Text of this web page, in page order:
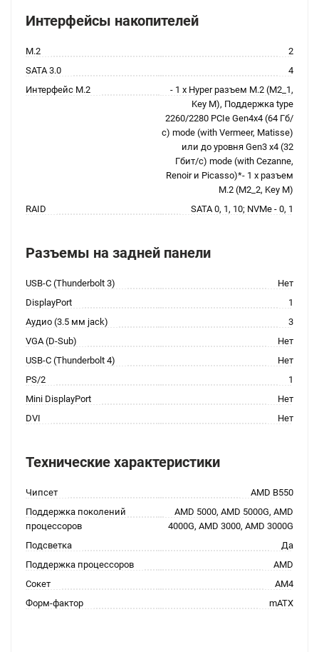
Интерфейсы накопителей
M.2
2
SATA 3.0
4
Интерфейс M.2
- 1 x Hyper pазъем M.2 (M2_1,
Key M), Поддержка type
2260/2280 PCIe Gen4x4 (64 Гб/
с) mode (with Vermeer, Matisse)
или до уровня Gen3 x4 (32
Гбит/с) mode (with Cezanne,
Renoir и Picasso)*- 1 x pазъем
M.2 (M2_2, Key M)
RAID
SATA 0, 1, 10; NVMe - 0, 1
Разъемы на задней панели
USB-C (Thunderbolt 3)
Нет
DisplayPort
1
Аудио (3.5 мм jack)
3
VGA (D-Sub)
Нет
USB-C (Thunderbolt 4)
Нет
PS/2
1
Mini DisplayPort
Нет
DVI
Нет
Технические характеристики
Чипсет
AMD B550
Поддержка поколений
процессоров
AMD 5000, AMD 5000G, AMD
4000G, AMD 3000, AMD 3000G
Подсветка
Да
Поддержка процессоров
AMD
Сокет
AM4
Форм-фактор
mATX